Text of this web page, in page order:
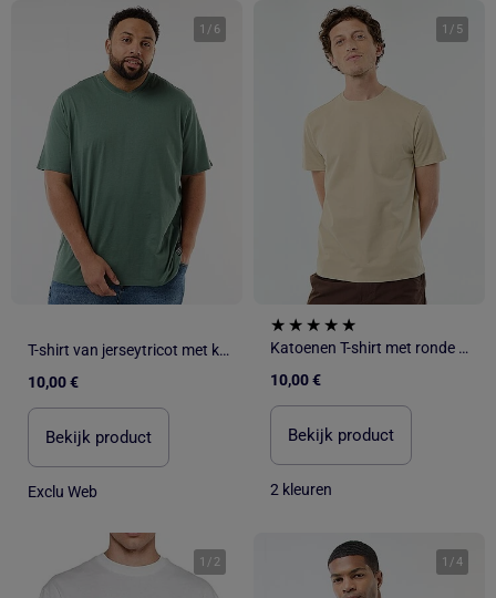
1 / 6
T-shirt van jerseytricot met korte mouwen
10,00 €
Bekijk product
Exclu Web
1 / 5
Katoenen T-shirt met ronde hals
10,00 €
Bekijk product
2 kleuren
1 / 2 1 /4